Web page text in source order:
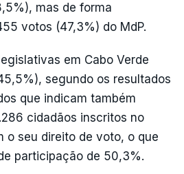
mas de forma
votos (47,3%) do MdP.
em Cabo Verde
segundo os resultados
que indicam também
cidadãos inscritos no
o seu direito de voto, o que
participação de 50,3%.